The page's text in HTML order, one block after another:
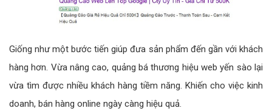
Giống như một bước tiến giúp đưa sản phẩm đến gần với khách
hàng hơn. Vừa nâng cao, quảng bá thương hiệu web yến sào lại
vừa tìm được nhiều khách hàng tiềm năng. Khiến cho việc kinh
doanh, bán hàng online ngày càng hiệu quả.